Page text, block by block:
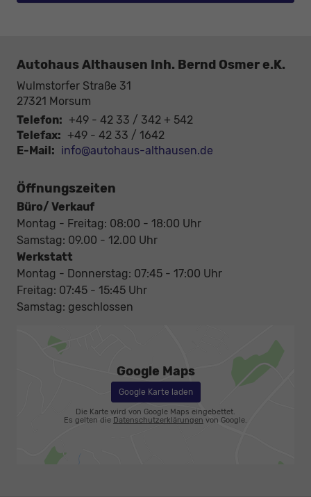
Autohaus Althausen Inh. Bernd Osmer e.K.
Wulmstorfer Straße 31
27321 Morsum
Telefon: +49 - 42 33 / 342 + 542
Telefax: +49 - 42 33 / 1642
E-Mail: info@autohaus-althausen.de
Öffnungszeiten
Büro/ Verkauf
Montag - Freitag: 08:00 - 18:00 Uhr
Samstag: 09.00 - 12.00 Uhr
Werkstatt
Montag - Donnerstag: 07:45 - 17:00 Uhr
Freitag: 07:45 - 15:45 Uhr
Samstag: geschlossen
Google Maps
Google Karte laden
Die Karte wird von Google Maps eingebettet.
Es gelten die Datenschutzerklärungen von Google.